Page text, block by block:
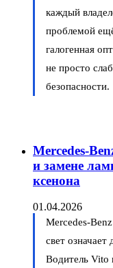
каждый
проблемой
галогенная
не просто
безопасности.
Mercedes-
и замене
ксенона
01.04.2026
Mercedes-
свет означает
Водитель Vito